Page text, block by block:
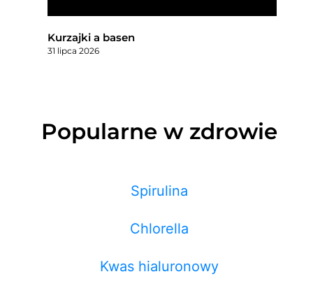
Kurzajki a basen
31 lipca 2026
Popularne w zdrowie
Spirulina
Chlorella
Kwas hialuronowy